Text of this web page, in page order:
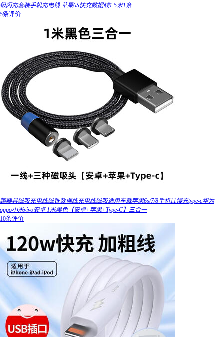
级闪充套装手机充电线 苹果6S快充数据线1.5米1条
5条评价
趣器具磁吸充电线磁铁数据线充电线磁吸适用车载苹果6s/7/8手机11慢充type-c华为
oppo小米vivo安卓 1米黑色【安卓+苹果+Type-C】三合一
10条评价